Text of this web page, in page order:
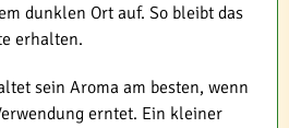
dunklen Ort auf. So bleibt das
erhalten.
sein Aroma am besten, wenn
erntet. Ein kleiner